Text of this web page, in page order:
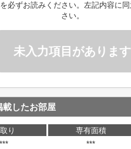
を必ずお読みください。左記内容に
さい。
未入力項目があります
載したお部屋
り 専有面積
*** ***